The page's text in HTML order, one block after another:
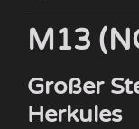
M13
Großer
Herkules